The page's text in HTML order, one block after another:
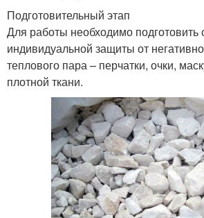
Подготовительный этап
Для работы необходимо подготовить
индивидуальной защиты от
теплового пара – перчатки, очки,
плотной ткани.